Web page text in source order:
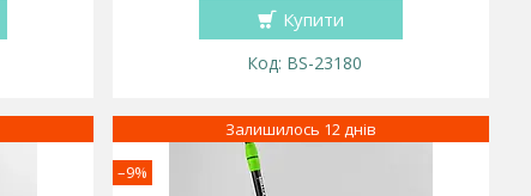
Купити
BS-23180
–9%
Залишилось 12 днів